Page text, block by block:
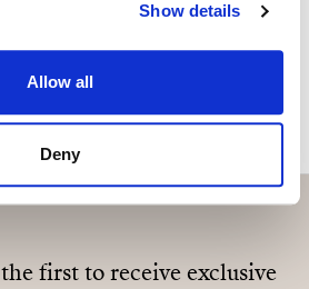
Show details
Allow all
Deny
CONTACT REQUEST
first to receive exclusive